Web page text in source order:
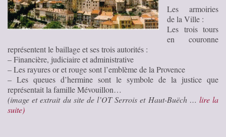
Les armoiries
de la Ville :
Les trois tours
en couronne
représentent le baillage et ses trois autorités :
– Financière, judiciaire et administrative
– Les rayures or et rouge sont l’emblème de la Provence
– Les queues d’hermine sont le symbole de la justice que
représentait la famille Mévouillon…
(image et extrait du site de l’OT Serrois et Haut-Buëch … lire la
suite)